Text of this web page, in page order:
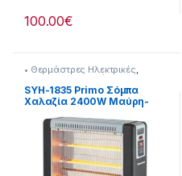
100.00€
• Θερμάστρες Ηλεκτρικές,
Κλιματισμός &
Θέρμανση
SYH-1835 Primo Σόμπα
Χαλαζία 2400W Μαύρη-